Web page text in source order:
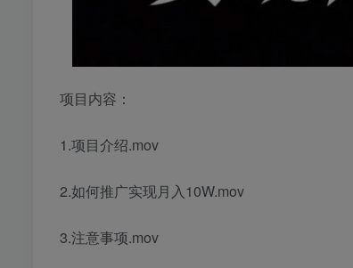
项目内容：
1.项目介绍.mov
2.如何推广实现月入10W.mov
3.注意事项.mov